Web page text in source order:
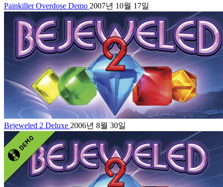
Painkiller Overdose Demo 2007년 10월 17일
Bejeweled 2 Deluxe 2006년 8월 30일